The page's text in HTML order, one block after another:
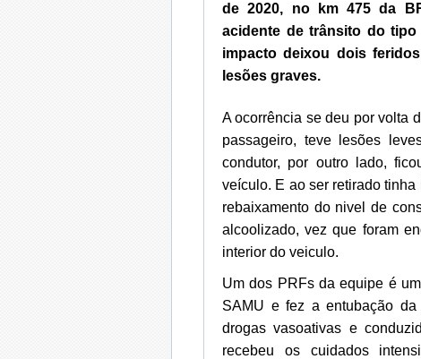
de 2020, no km 475 da
acidente de trânsito do
impacto deixou dois
lesões graves.
A ocorrência se deu por volta
passageiro, teve lesões
condutor, por outro lado,
veículo. E ao ser retirado
rebaixamento do nivel de
alcoolizado, vez que foram
interior do veiculo.
Um dos PRFs da equipe é
SAMU e fez a entubação
drogas vasoativas e
recebeu os cuidados